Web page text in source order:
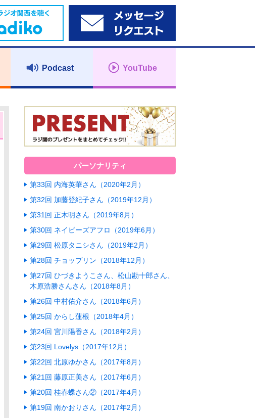
Podcast YouTube
パーソナリティ
第33回 内海英華さん（2020年2月）
第32回 加藤登紀子さん（2019年12月）
第31回 正木明さん（2019年8月）
第30回 ネイビーズアフロ（2019年6月）
第29回 松原タニシさん（2019年2月）
第28回 チョップリン（2018年12月）
第27回 ひづきようこさん、松山勘十郎さん、
木原浩勝さんさん（2018年8月）
第26回 中村佑介さん（2018年6月）
第25回 からし蓮根（2018年4月）
第24回 宮川陽香さん（2018年2月）
第23回 Lovelys（2017年12月）
第22回 北原ゆかさん（2017年8月）
第21回 藤原正美さん（2017年6月）
第20回 桂春蝶さん②（2017年4月）
第19回 南かおりさん（2017年2月）